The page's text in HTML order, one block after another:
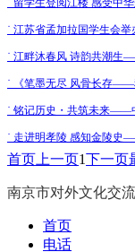
˙ 留学生登阅江楼 感受中
˙ 江苏省孟加拉国学生会
˙ 铭记历史・共筑未来——
˙ 走进明孝陵 感知金陵史
首页 上一页1下一页
南京市对外文化交
首页
电话